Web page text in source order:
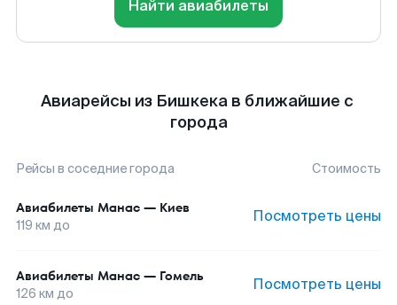
Найти авиабилеты
Авиарейсы из Бишкека в ближайшие с
города
Рейсы в соседние города Стоимость
Авиабилеты Манас — Киев
119 км до Посмотреть цены
Авиабилеты Манас — Гомель
126 км до Посмотреть цены